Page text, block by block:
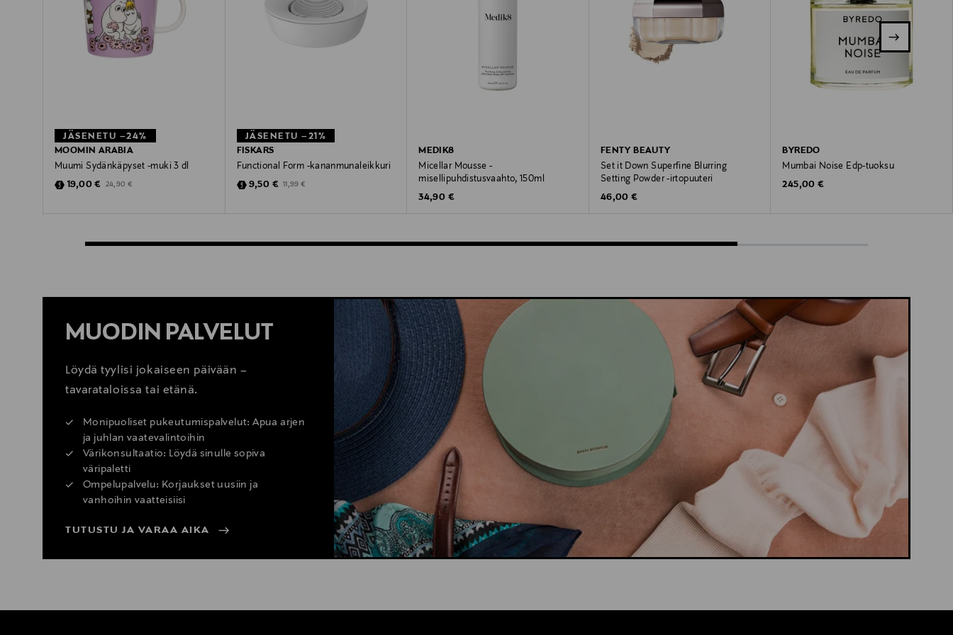
JÄSENETU –24%
MOOMIN ARABIA
Muumi Sydänkäpyset -muki 3 dl
Discounted Price
19,00 € Original Price
24,90 €
JÄSENETU –21%
FISKARS
Functional Form -kananmunaleikkuri
Discounted Price
9,50 € Original Price
11,99 €
MEDIK8
Micellar Mousse -
misellipuhdistusvaahto, 150ml
Original Price
34,90 €
FENTY BEAUTY
Set it Down Superfine Blurring
Setting Powder -irtopuuteri
Original Price
46,00 €
BYREDO
Mumbai Noise Edp-tuoksu
Original Price
245,00 €
MUODIN PALVELUT
Löydä tyylisi jokaiseen päivään –
tavarataloissa tai etänä.
Monipuoliset pukeutumispalvelut: Apua arjen
ja juhlan vaatevalintoihin
Värikonsultaatio: Löydä sinulle sopiva
väripaletti
Ompelupalvelu: Korjaukset uusiin ja
vanhoihin vaatteisiisi
TUTUSTU JA VARAA AIKA